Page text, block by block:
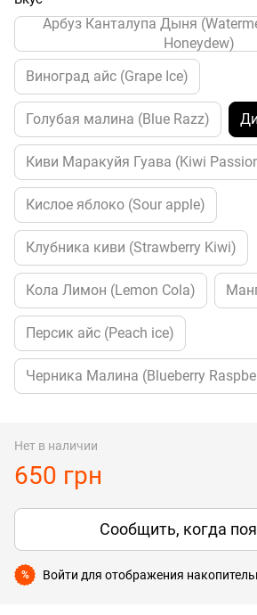
Арбуз Канталупа Дыня
Honeydew)
Виноград айс (Grape Ice)
Голубая малина (Blue Razz)
Киви Маракуйя Гуава (Kiwi
Кислое яблоко (Sour apple)
Клубника киви (Strawberry Kiwi)
Кола Лимон (Lemon Cola)
Персик айс (Peach ice)
Черника Малина (Blueberry
Нет в наличии
650 грн
Сообщить, когда
% Войти для отображения